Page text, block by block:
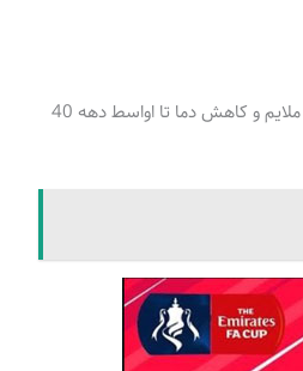
آب و هوا: پیش‌بینی روز پنج‌شنبه، باران را در لندن، همراه با نسیم ملایم و کاهش دما تا اواسط دهه 40